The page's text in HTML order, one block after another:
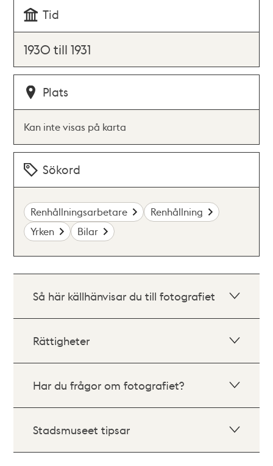
Tid
1930 till 1931
Plats
Kan inte visas på karta
Sökord
Renhållningsarbetare
Renhållning
Yrken
Bilar
Så här källhänvisar du till fotografiet
Rättigheter
Har du frågor om fotografiet?
Stadsmuseet tipsar